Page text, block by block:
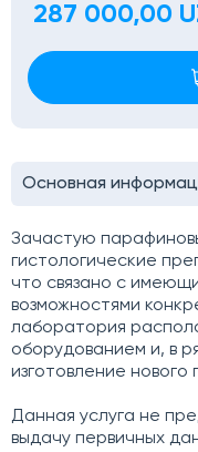
Основная
Зачастую
гистологические
что связано с
возможностями
лаборатория
оборудованием и, в
изготовление нового
Данная услуга не
выдачу первичных
287 000,00